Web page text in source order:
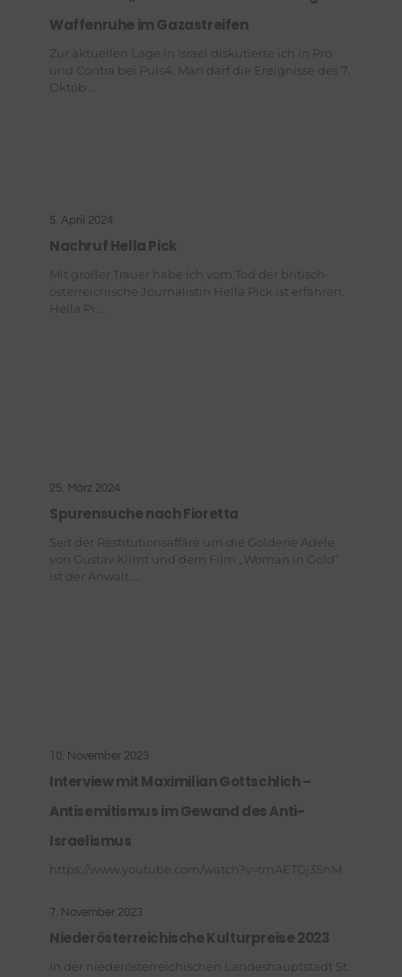
Waffenruhe im Gazastreifen
Zur aktuellen Lage in Israel diskutierte ich in Pro
und Contra bei Puls4. Man darf die Ereignisse des 7.
Oktob ...
5. April 2024
Nachruf Hella Pick
Mit großer Trauer habe ich vom Tod der britisch-
österreichische Journalistin Hella Pick ist erfahren.
Hella Pi ...
25. März 2024
Spurensuche nach Fioretta
Seit der Restitutionsaffäre um die Goldene Adele
von Gustav Klimt und dem Film „Woman in Gold“
ist der Anwalt ...
10. November 2023
Interview mit Maximilian Gottschlich –
Antisemitismus im Gewand des Anti-
Israelismus
https://www.youtube.com/watch?v=tmAETGj3SnM
7. November 2023
Niederösterreichische Kulturpreise 2023
In der niederösterreichischen Landeshauptstadt St.